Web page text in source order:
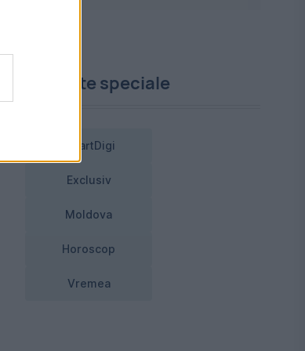
Proiecte speciale
SmartDigi
Exclusiv
Moldova
Horoscop
Vremea